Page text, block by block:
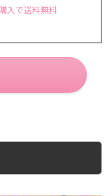
入で送料無料